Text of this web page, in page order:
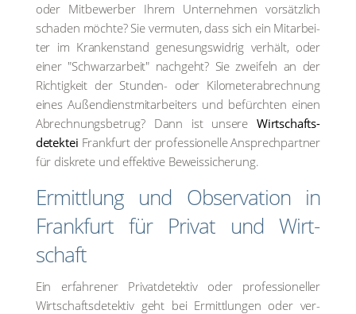
oder Mit­be­wer­ber Ihrem Unter­neh­men vor­sätz­lich
scha­den möch­te? Sie ver­mu­ten, dass sich ein Mit­ar­bei­
ter im Kran­ken­stand gene­sungs­wid­rig ver­hält, oder
einer "Schwarz­ar­beit" nach­geht? Sie zwei­feln an der
Rich­tig­keit der Stun­den- oder Kilo­me­ter­ab­rech­nung
eines Außen­dienst­mit­ar­bei­ters und befürch­ten einen
Abrech­nungs­be­trug? Dann ist unse­re Wirtschafts­
detektei Frank­furt der pro­fes­sio­nel­le Ansprech­part­ner
für dis­kre­te und effek­ti­ve Beweis­si­che­rung.
Ermitt­lung und Obser­va­ti­on in
Frank­furt für Pri­vat und Wirt­
schaft
Ein erfah­re­ner Pri­vat­de­tek­tiv oder pro­fes­sio­nel­ler
Wirt­schafts­de­tek­tiv geht bei Ermitt­lun­gen oder ver­